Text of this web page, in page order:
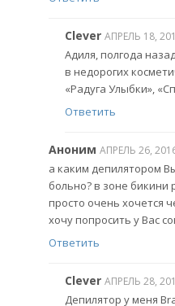
Clever АПРЕЛЬ 18,
Адиля, полгода
в недорогих
«Радуга Улыбки»,
Ответить
Аноним АПРЕЛЬ 26,
а каким депилятором
больно? в зоне бикини
просто очень хочется
хочу попросить у Вас
Ответить
Clever АПРЕЛЬ 28,
Депилятор у меня